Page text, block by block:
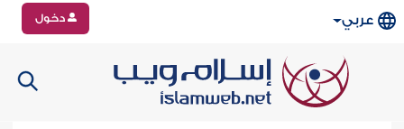
عربي دخول